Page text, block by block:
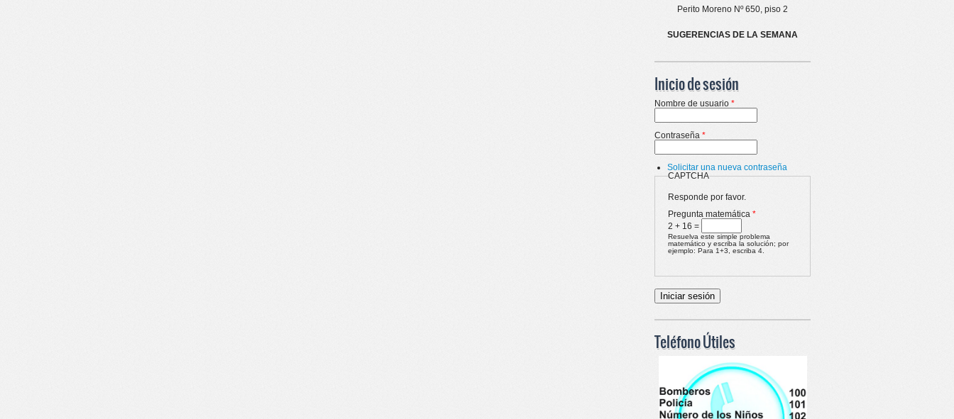
Perito Moreno Nº 650, piso 2
SUGERENCIAS DE LA SEMANA
Inicio de sesión
Nombre de usuario *
Contraseña *
Solicitar una nueva contraseña
CAPTCHA
Responde por favor.
Pregunta matemática *
2 + 16 =
Resuelva este simple problema
matemático y escriba la solución; por
ejemplo: Para 1+3, escriba 4.
Teléfono Útiles